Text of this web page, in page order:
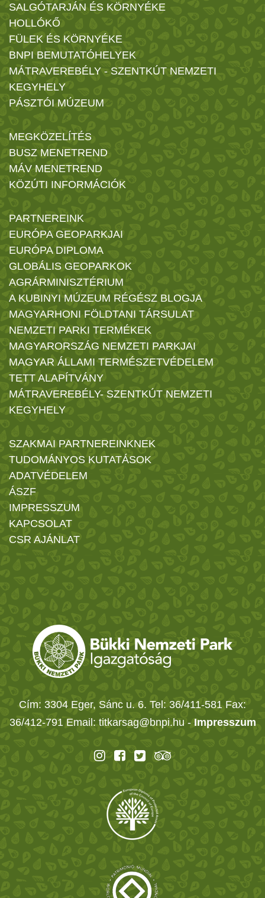
SALGÓTARJÁN ÉS KÖRNYÉKE
HOLLÓKŐ
FÜLEK ÉS KÖRNYÉKE
BNPI BEMUTATÓHELYEK
MÁTRAVEREBÉLY - SZENTKÚT NEMZETI
KEGYHELY
PÁSZTÓI MÚZEUM
MEGKÖZELÍTÉS
BUSZ MENETREND
MÁV MENETREND
KÖZÚTI INFORMÁCIÓK
PARTNEREINK
EURÓPA GEOPARKJAI
EURÓPA DIPLOMA
GLOBÁLIS GEOPARKOK
AGRÁRMINISZTÉRIUM
A KUBINYI MÚZEUM RÉGÉSZ BLOGJA
MAGYARHONI FÖLDTANI TÁRSULAT
NEMZETI PARKI TERMÉKEK
MAGYARORSZÁG NEMZETI PARKJAI
MAGYAR ÁLLAMI TERMÉSZETVÉDELEM
TETT ALAPÍTVÁNY
MÁTRAVEREBÉLY- SZENTKÚT NEMZETI
KEGYHELY
SZAKMAI PARTNEREINKNEK
TUDOMÁNYOS KUTATÁSOK
ADATVÉDELEM
ÁSZF
IMPRESSZUM
KAPCSOLAT
CSR AJÁNLAT
Cím: 3304 Eger, Sánc u. 6. Tel: 36/411-581 Fax:
36/412-791 Email: titkarsag@bnpi.hu - Impresszum